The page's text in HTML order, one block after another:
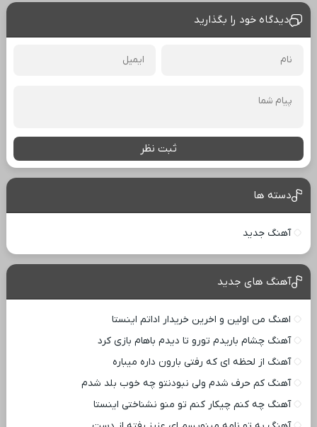
دیدگاه خود را بگذارید
ثبت نظر
دسته ها
آهنگ جدید
آهنگ های جدید
اهنگ من اولین و اخرین خریدار اداتم اینستا
آهنگ چشام باریدم تورو تا دیدم باهام بازی کرد
آهنگ از لحظه ای که رفتی بارون داره میباره
آهنگ کم حرف شدم ولی نبودنتو چه خوب بلد شدم
آهنگ چه کنم چیکار کنم تو منو نشناختی اینستا